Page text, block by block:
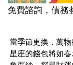
免費諮詢，債務
當季節更換，萬
星座的錢包將如